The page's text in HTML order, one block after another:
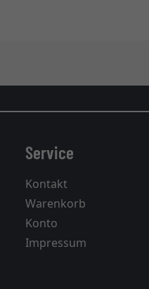
Service
Kontakt
Warenkorb
Konto
Impressum